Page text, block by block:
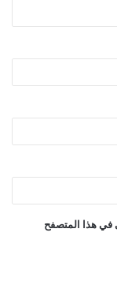
في هذا المتصفح